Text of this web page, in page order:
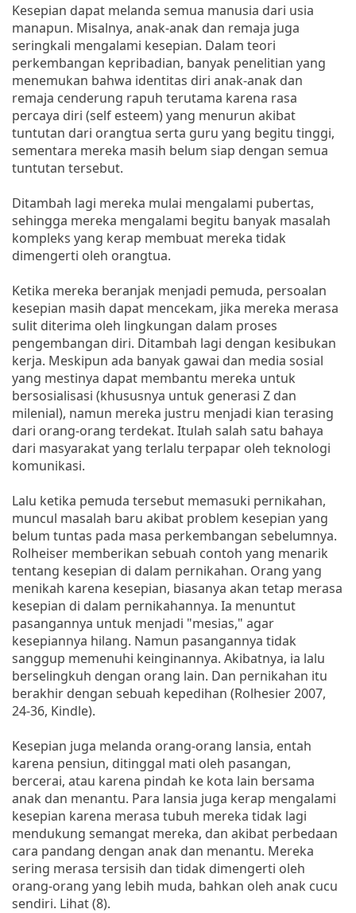
Kesepian dapat melanda semua manusia dari usia
manapun. Misalnya, anak-anak dan remaja juga
seringkali mengalami kesepian. Dalam teori
perkembangan kepribadian, banyak penelitian yang
menemukan bahwa identitas diri anak-anak dan
remaja cenderung rapuh terutama karena rasa
percaya diri (self esteem) yang menurun akibat
tuntutan dari orangtua serta guru yang begitu tinggi,
sementara mereka masih belum siap dengan semua
tuntutan tersebut.
Ditambah lagi mereka mulai mengalami pubertas,
sehingga mereka mengalami begitu banyak masalah
kompleks yang kerap membuat mereka tidak
dimengerti oleh orangtua.
Ketika mereka beranjak menjadi pemuda, persoalan
kesepian masih dapat mencekam, jika mereka merasa
sulit diterima oleh lingkungan dalam proses
pengembangan diri. Ditambah lagi dengan kesibukan
kerja. Meskipun ada banyak gawai dan media sosial
yang mestinya dapat membantu mereka untuk
bersosialisasi (khususnya untuk generasi Z dan
milenial), namun mereka justru menjadi kian terasing
dari orang-orang terdekat. Itulah salah satu bahaya
dari masyarakat yang terlalu terpapar oleh teknologi
komunikasi.
Lalu ketika pemuda tersebut memasuki pernikahan,
muncul masalah baru akibat problem kesepian yang
belum tuntas pada masa perkembangan sebelumnya.
Rolheiser memberikan sebuah contoh yang menarik
tentang kesepian di dalam pernikahan. Orang yang
menikah karena kesepian, biasanya akan tetap merasa
kesepian di dalam pernikahannya. Ia menuntut
pasangannya untuk menjadi "mesias," agar
kesepiannya hilang. Namun pasangannya tidak
sanggup memenuhi keinginannya. Akibatnya, ia lalu
berselingkuh dengan orang lain. Dan pernikahan itu
berakhir dengan sebuah kepedihan (Rolhesier 2007,
24-36, Kindle).
Kesepian juga melanda orang-orang lansia, entah
karena pensiun, ditinggal mati oleh pasangan,
bercerai, atau karena pindah ke kota lain bersama
anak dan menantu. Para lansia juga kerap mengalami
kesepian karena merasa tubuh mereka tidak lagi
mendukung semangat mereka, dan akibat perbedaan
cara pandang dengan anak dan menantu. Mereka
sering merasa tersisih dan tidak dimengerti oleh
orang-orang yang lebih muda, bahkan oleh anak cucu
sendiri. Lihat (8).